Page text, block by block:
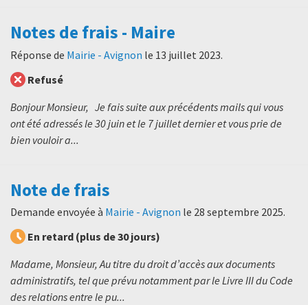
Notes de frais - Maire
Réponse de Mairie - Avignon le 13 juillet 2023.
Refusé
Bonjour Monsieur, Je fais suite aux précédents mails qui vous
ont été adressés le 30 juin et le 7 juillet dernier et vous prie de
bien vouloir a...
Note de frais
Demande envoyée à Mairie - Avignon le 28 septembre 2025.
En retard (plus de 30 jours)
Madame, Monsieur, Au titre du droit d’accès aux documents
administratifs, tel que prévu notamment par le Livre III du Code
des relations entre le pu...